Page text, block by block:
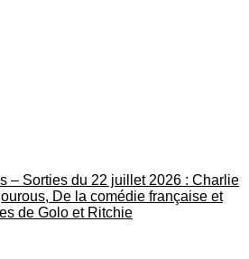
– Sorties du 22 juillet 2026 : Charlie
De la comédie française et
de Golo et Ritchie